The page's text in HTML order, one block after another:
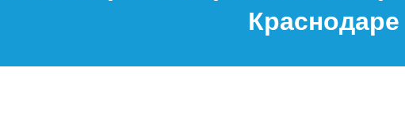
Краснодаре